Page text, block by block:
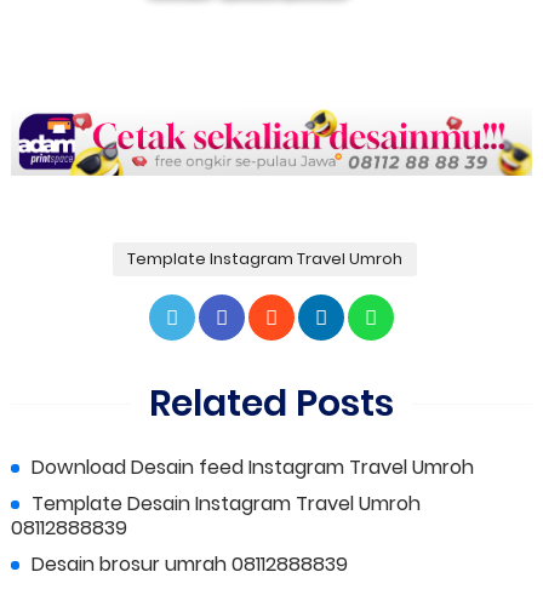
Template Instagram Travel Umroh
Related Posts
Download Desain feed Instagram Travel Umroh
Template Desain Instagram Travel Umroh
08112888839
Desain brosur umrah 08112888839